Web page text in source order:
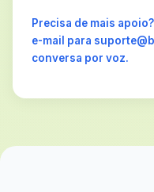
Precisa de mais
e-mail para
conversa por voz.